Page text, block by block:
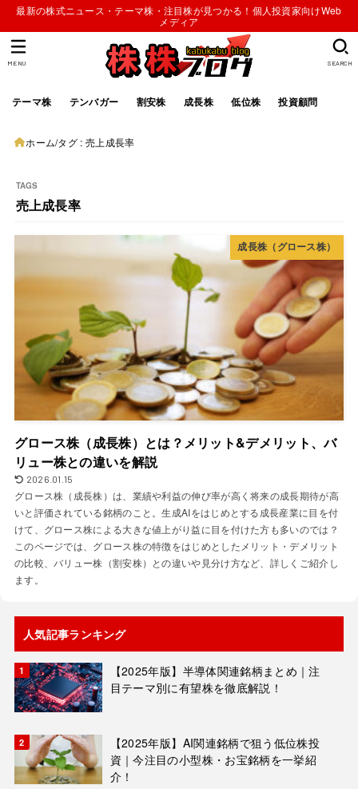
最新の株式ニュース・テーマ株・注目株が見つかる！個人投資家向けWeb
メディア
テーマ株 テンバガー 割安株 成長株 低位株 投資顧問
SEARCH
MENU
ホームタグ : 売上成長率
売上成長率
成長株（グロース株）
グロース株（成長株）とは？メリット&デメリット、バ
リュー株との違いを解説
2026.01.15
グロース株（成長株）は、業績や利益の伸び率が高く将来の成長期待が高
いと評価されている銘柄のこと。生成AIをはじめとする成長産業に目を付
けて、グロース株による大きな値上がり益に目を付けた方も多いのでは？
このページでは、グロース株の特徴をはじめとしたメリット・デメリット
の比較、バリュー株（割安株）との違いや見分け方など、詳しくご紹介し
ます。
人気記事ランキング
【2025年版】半導体関連銘柄まとめ｜注
目テーマ別に有望株を徹底解説！
【2025年版】AI関連銘柄で狙う低位株投
資｜今注目の小型株・お宝銘柄を一挙紹
介！